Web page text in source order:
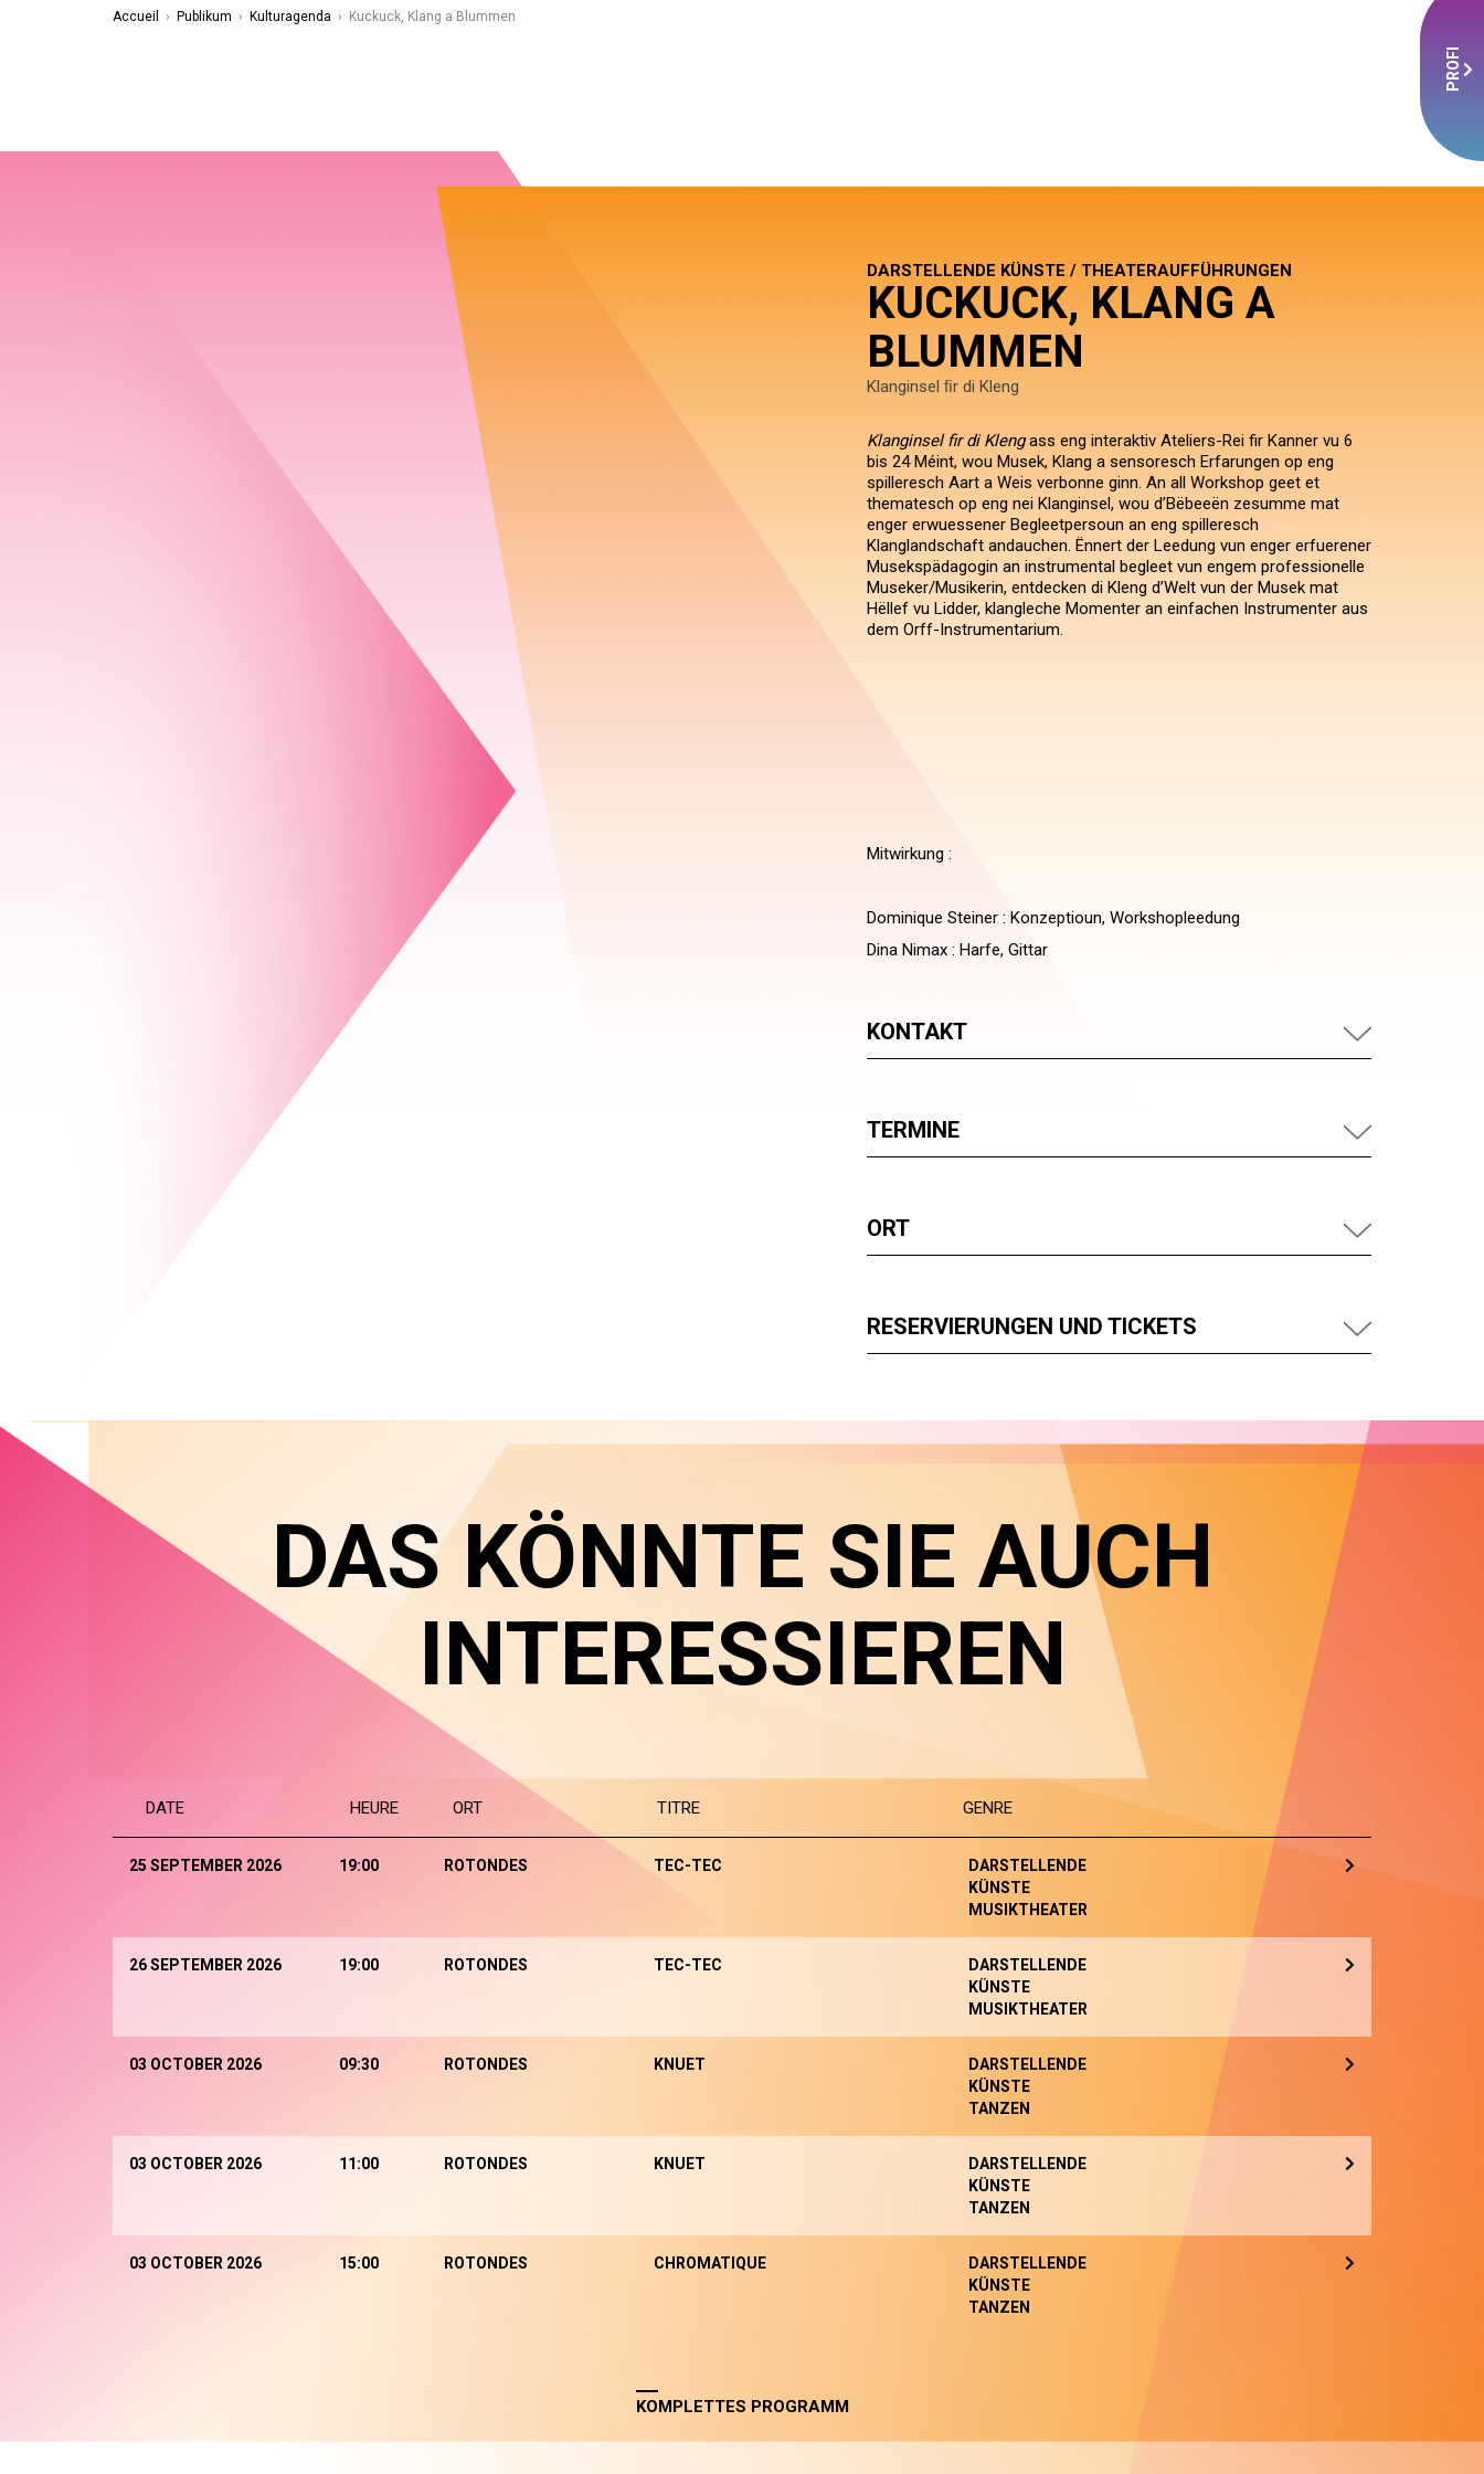
PROFI
Accueil › Publikum › Kulturagenda › Kuckuck, Klang a Blummen
DARSTELLENDE KÜNSTE / THEATERAUFFÜHRUNGEN
KUCKUCK, KLANG A
BLUMMEN
Klanginsel ﬁr di Kleng
Klanginsel fir di Klengass eng interaktiv Ateliers-Rei fir Kanner vu 6
bis 24 Méint, wou Musek, Klang a sensoresch Erfarungen op eng
spilleresch Aart a Weis verbonne ginn. An all Workshop geet et
thematesch op eng nei Klanginsel, wou d’Bëbeeën zesumme mat
enger erwuessener Begleetpersoun an eng spilleresch
Klanglandschaft andauchen. Ënnert der Leedung vun enger erfuerener
Musekspädagogin an instrumental begleet vun engem professionelle
Museker/Musikerin, entdecken di Kleng d’Welt vun der Musek mat
Hëllef vu Lidder, klangleche Momenter an einfachen Instrumenter aus
dem Orff-Instrumentarium.
Mitwirkung :
Dominique Steiner : Konzeptioun, Workshopleedung
Dina Nimax : Harfe, Gittar
KONTAKT
TERMINE
ORT
RESERVIERUNGEN UND TICKETS
DAS KÖNNTE SIE AUCH
INTERESSIEREN
DATE HEURE ORT TITRE GENRE
25 SEPTEMBER 2026 19:00 ROTONDES TEC-TEC
DARSTELLENDE
KÜNSTE
MUSIKTHEATER
26 SEPTEMBER 2026 19:00 ROTONDES TEC-TEC
DARSTELLENDE
KÜNSTE
MUSIKTHEATER
03 OCTOBER 2026 09:30 ROTONDES KNUET
DARSTELLENDE
KÜNSTE
TANZEN
03 OCTOBER 2026 11:00 ROTONDES KNUET
DARSTELLENDE
KÜNSTE
TANZEN
03 OCTOBER 2026 15:00 ROTONDES CHROMATIQUE
DARSTELLENDE
KÜNSTE
TANZEN
KOMPLETTES PROGRAMM